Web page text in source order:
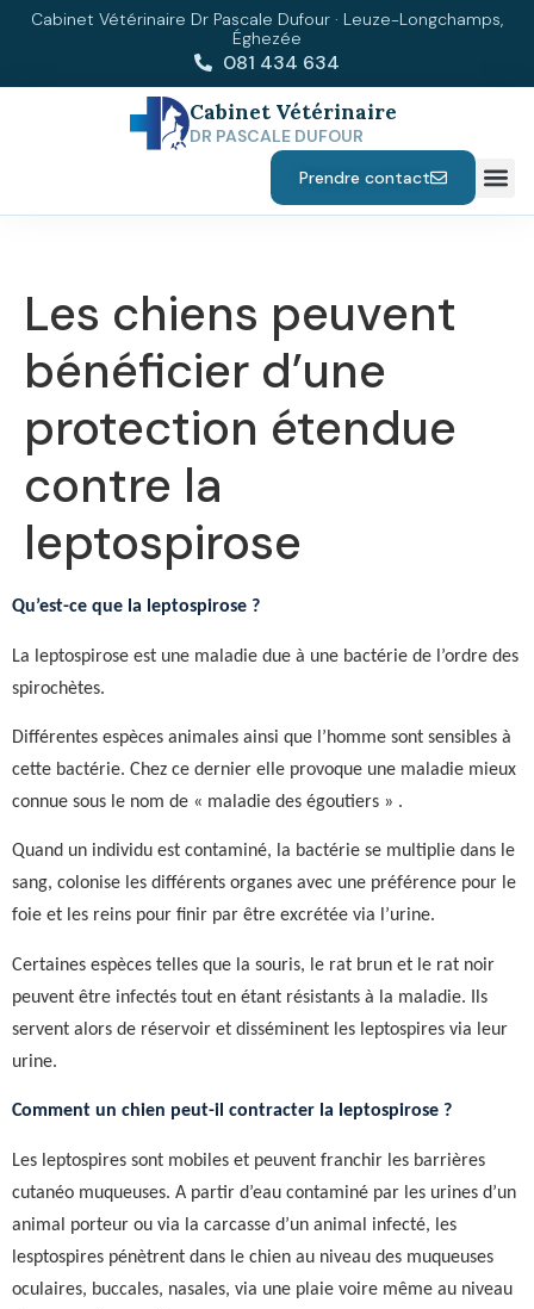
Cabinet Vétérinaire Dr Pascale Dufour · Leuze-Longchamps,
Éghezée
081 434 634
Cabinet Vétérinaire
DR PASCALE DUFOUR
Prendre contact
Les chiens peuvent
bénéficier d’une
protection étendue
contre la
leptospirose
Qu’est-ce que la leptospirose ?
La leptospirose est une maladie due à une bactérie de l’ordre des
spirochètes.
Différentes espèces animales ainsi que l’homme sont sensibles à
cette bactérie. Chez ce dernier elle provoque une maladie mieux
connue sous le nom de « maladie des égoutiers » .
Quand un individu est contaminé, la bactérie se multiplie dans le
sang, colonise les différents organes avec une préférence pour le
foie et les reins pour finir par être excrétée via l’urine.
Certaines espèces telles que la souris, le rat brun et le rat noir
peuvent être infectés tout en étant résistants à la maladie. Ils
servent alors de réservoir et disséminent les leptospires via leur
urine.
Comment un chien peut-il contracter la leptospirose ?
Les leptospires sont mobiles et peuvent franchir les barrières
cutanéo muqueuses. A partir d’eau contaminé par les urines d’un
animal porteur ou via la carcasse d’un animal infecté, les
lesptospires pénètrent dans le chien au niveau des muqueuses
oculaires, buccales, nasales, via une plaie voire même au niveau